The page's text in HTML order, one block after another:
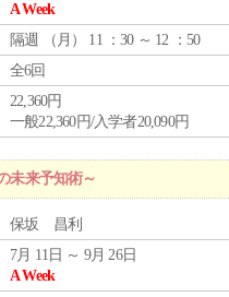
A Week
隔週 （ 月 ） 11 ：30 ～ 12 ：50
全6回
22,360円
一般22,360円/入学者20,090円
未来予知術～
保坂 昌利
7月 11日 ～ 9月 26日
A Week